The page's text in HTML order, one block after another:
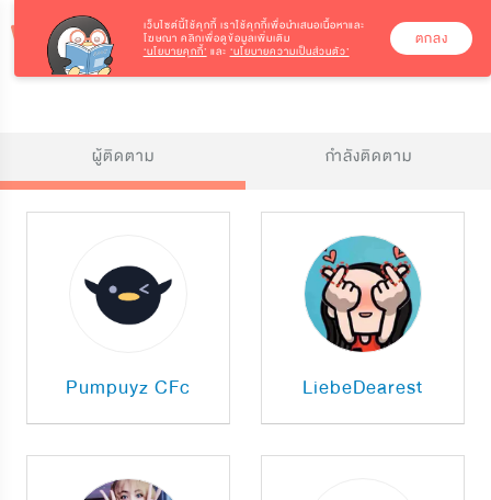
ผู้ติดตาม กำลังติดตาม
Pumpuyz CFc LiebeDearest
เว็บไซต์นี้ใช้คุกกี้ เราใช้คุกกี้เพื่อนำเสนอเนื้อหาและ
โฆษณา คลิกเพื่อดูข้อมูลเพิ่มเติม
‘นโยบายคุกกี้’ และ ‘นโยบายความเป็นส่วนตัว’
ตกลง